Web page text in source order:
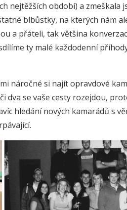
nejtěžších období) a zmeškala
blbůstky, na kterých nám
a přáteli, tak většina
ty malé každodenní
náročné si najít opravdové
dva se vaše cesty rozejdou,
hledání nových kamarádů s